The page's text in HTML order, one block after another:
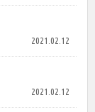
2021.02.12
2021.02.12